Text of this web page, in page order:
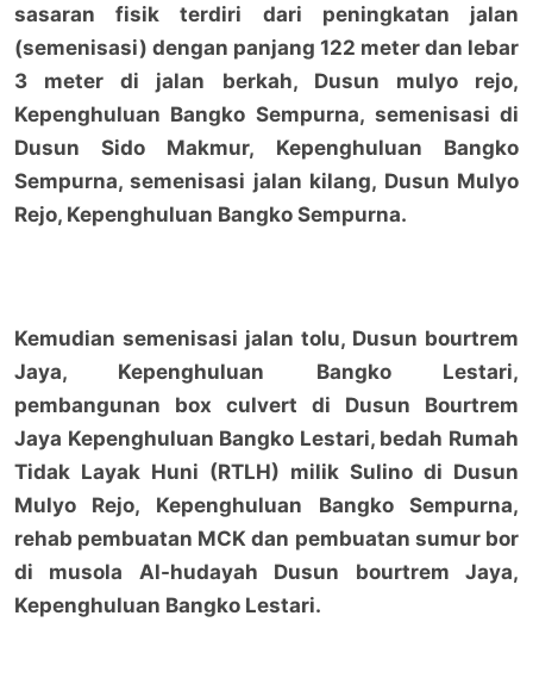
sasaran fisik terdiri dari peningkatan jalan
(semenisasi) dengan panjang 122 meter dan lebar
3 meter di jalan berkah, Dusun mulyo rejo,
Kepenghuluan Bangko Sempurna, semenisasi di
Dusun Sido Makmur, Kepenghuluan Bangko
Sempurna, semenisasi jalan kilang, Dusun Mulyo
Rejo, Kepenghuluan Bangko Sempurna.
Kemudian semenisasi jalan tolu, Dusun bourtrem
Jaya, Kepenghuluan Bangko Lestari,
pembangunan box culvert di Dusun Bourtrem
Jaya Kepenghuluan Bangko Lestari, bedah Rumah
Tidak Layak Huni (RTLH) milik Sulino di Dusun
Mulyo Rejo, Kepenghuluan Bangko Sempurna,
rehab pembuatan MCK dan pembuatan sumur bor
di musola Al-hudayah Dusun bourtrem Jaya,
Kepenghuluan Bangko Lestari.